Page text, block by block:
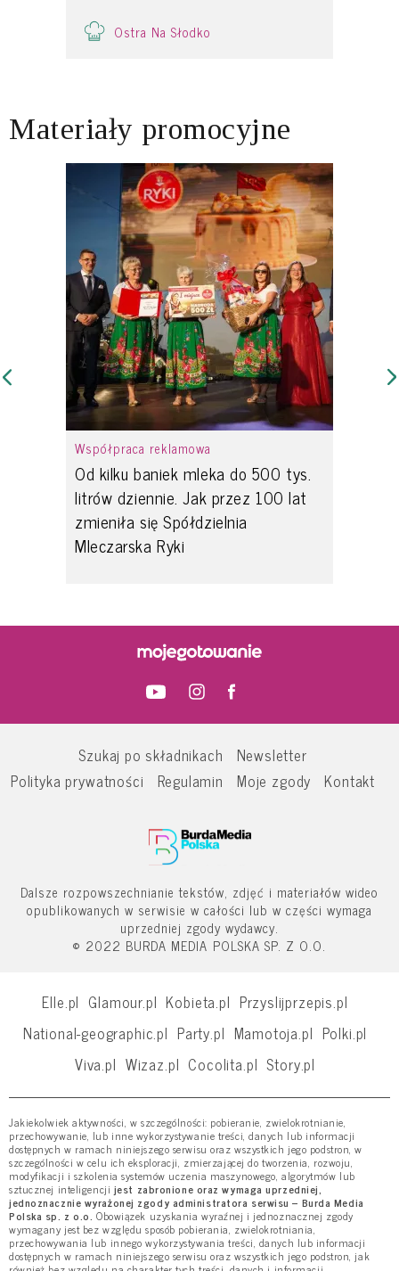
Ostra Na Słodko
Materiały promocyjne
Współpraca reklamowa
Od kilku baniek mleka do 500 tys.
litrów dziennie. Jak przez 100 lat
zmieniła się Spółdzielnia
Mleczarska Ryki
Szukaj po składnikach
Newsletter
Polityka prywatności
Regulamin Moje zgody Kontakt
Dalsze rozpowszechnianie tekstów, zdjęć i materiałów wideo
opublikowanych w serwisie w całości lub w części wymaga
uprzedniej zgody wydawcy.
© 2022 BURDA MEDIA POLSKA SP. Z O.O.
Elle.pl Glamour.pl Kobieta.pl Przyslijprzepis.pl
National-geographic.pl Party.pl Mamotoja.pl Polki.pl
Viva.pl Wizaz.pl Cocolita.pl Story.pl
Jakiekolwiek aktywności, w szczególności: pobieranie, zwielokrotnianie,
przechowywanie, lub inne wykorzystywanie treści, danych lub informacji
dostępnych w ramach niniejszego serwisu oraz wszystkich jego podstron, w
szczególności w celu ich eksploracji, zmierzającej do tworzenia, rozwoju,
modyfikacji i szkolenia systemów uczenia maszynowego, algorytmów lub
sztucznej inteligencji jest zabronione oraz wymaga uprzedniej,
jednoznacznie wyrażonej zgody administratora serwisu – Burda Media
Polska sp. z o.o. Obowiązek uzyskania wyraźnej i jednoznacznej zgody
wymagany jest bez względu sposób pobierania, zwielokrotniania,
przechowywania lub innego wykorzystywania treści, danych lub informacji
dostępnych w ramach niniejszego serwisu oraz wszystkich jego podstron, jak